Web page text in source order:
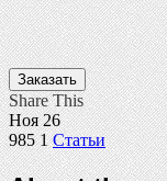
Заказать
Share This
Ноя 26
9851 Статьи